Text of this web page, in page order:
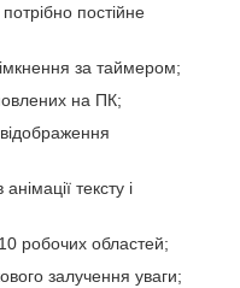
постійне
за таймером;
на ПК;
тексту і
робочих областей;
залучення уваги;